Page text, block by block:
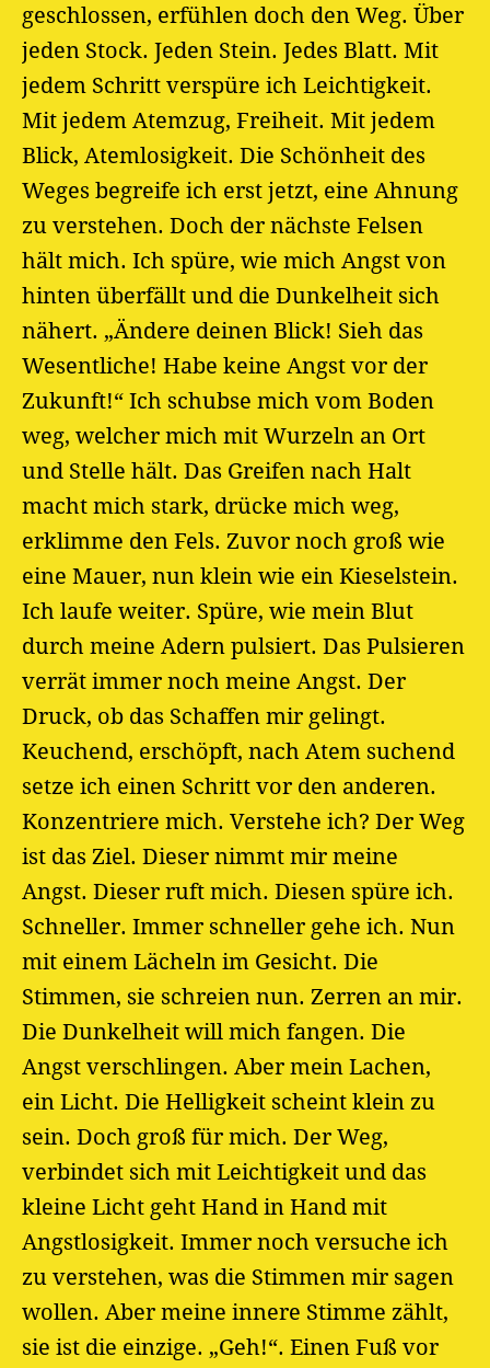
geschlossen, erfühlen doch den Weg. Über
jeden Stock. Jeden Stein. Jedes Blatt. Mit
jedem Schritt verspüre ich Leichtigkeit.
Mit jedem Atemzug, Freiheit. Mit jedem
Blick, Atemlosigkeit. Die Schönheit des
Weges begreife ich erst jetzt, eine Ahnung
zu verstehen. Doch der nächste Felsen
hält mich. Ich spüre, wie mich Angst von
hinten überfällt und die Dunkelheit sich
nähert. „Ändere deinen Blick! Sieh das
Wesentliche! Habe keine Angst vor der
Zukunft!“ Ich schubse mich vom Boden
weg, welcher mich mit Wurzeln an Ort
und Stelle hält. Das Greifen nach Halt
macht mich stark, drücke mich weg,
erklimme den Fels. Zuvor noch groß wie
eine Mauer, nun klein wie ein Kieselstein.
Ich laufe weiter. Spüre, wie mein Blut
durch meine Adern pulsiert. Das Pulsieren
verrät immer noch meine Angst. Der
Druck, ob das Schaffen mir gelingt.
Keuchend, erschöpft, nach Atem suchend
setze ich einen Schritt vor den anderen.
Konzentriere mich. Verstehe ich? Der Weg
ist das Ziel. Dieser nimmt mir meine
Angst. Dieser ruft mich. Diesen spüre ich.
Schneller. Immer schneller gehe ich. Nun
mit einem Lächeln im Gesicht. Die
Stimmen, sie schreien nun. Zerren an mir.
Die Dunkelheit will mich fangen. Die
Angst verschlingen. Aber mein Lachen,
ein Licht. Die Helligkeit scheint klein zu
sein. Doch groß für mich. Der Weg,
verbindet sich mit Leichtigkeit und das
kleine Licht geht Hand in Hand mit
Angstlosigkeit. Immer noch versuche ich
zu verstehen, was die Stimmen mir sagen
wollen. Aber meine innere Stimme zählt,
sie ist die einzige. „Geh!“. Einen Fuß vor